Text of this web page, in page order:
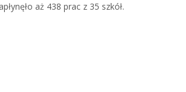
aż 438 prac z 35 szkół.